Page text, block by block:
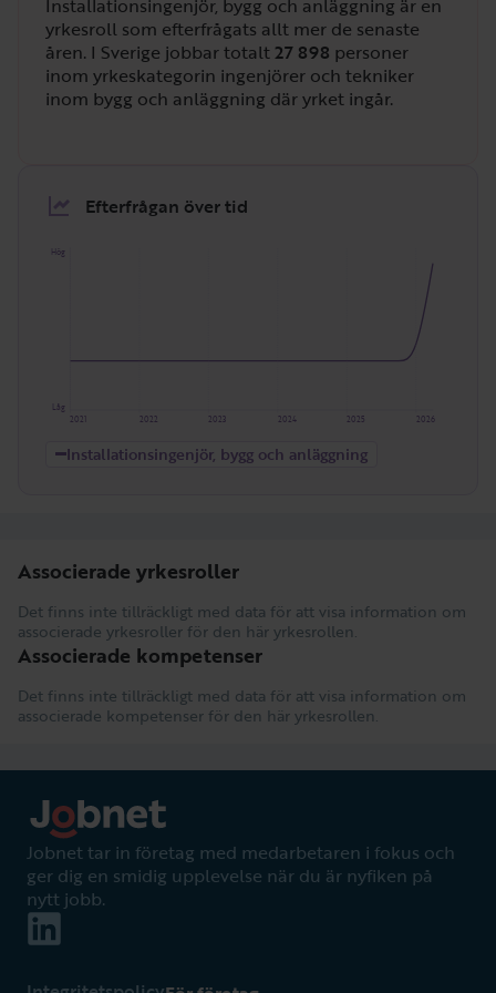
Installationsingenjör, bygg och anläggning är en
yrkesroll som efterfrågats allt mer de senaste
åren. I Sverige jobbar totalt27 898 personer
inom yrkeskategorin ingenjörer och tekniker
inom bygg och anläggning där yrket ingår.
Efterfrågan över tid
Hög
Låg
2026
2025
2024
2023
2022
2021
Installationsingenjör, bygg och anläggning
Associerade yrkesroller
Det finns inte tillräckligt med data för att visa information om
associerade yrkesroller för den här yrkesrollen.
Associerade kompetenser
Det finns inte tillräckligt med data för att visa information om
associerade kompetenser för den här yrkesrollen.
Jobnet tar in företag med medarbetaren i fokus och
ger dig en smidig upplevelse när du är nyfiken på
nytt jobb.